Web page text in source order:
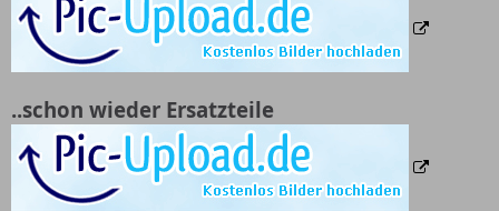
..schon wieder Ersatzteile